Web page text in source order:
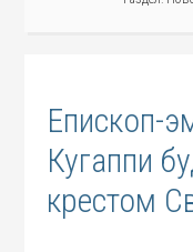
Епископ-
Кугаппи
крестом